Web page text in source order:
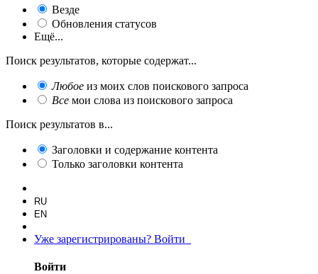
Везде
Обновления статусов
Ещё...
Поиск результатов, которые содержат...
Любое из моих слов поискового запроса
Все мои слова из поискового запроса
Поиск результатов в...
Заголовки и содержание контента
Только заголовки контента
RU
EN
Уже зарегистрированы? Войти
Войти